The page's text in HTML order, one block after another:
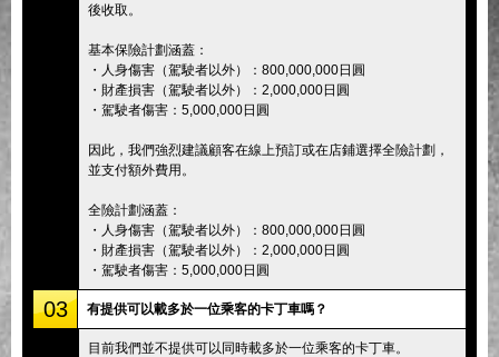
後收取。
基本保險計劃涵蓋：
・人身傷害（駕駛者以外）：800,000,000日圓
・財產損害（駕駛者以外）：2,000,000日圓
・駕駛者傷害：5,000,000日圓
因此，我們強烈建議顧客在線上預訂或在店鋪選擇全險計劃，
並支付額外費用。
全險計劃涵蓋：
・人身傷害（駕駛者以外）：800,000,000日圓
・財產損害（駕駛者以外）：2,000,000日圓
・駕駛者傷害：5,000,000日圓
03 有提供可以載多於一位乘客的卡丁車嗎？
目前我們並不提供可以同時載多於一位乘客的卡丁車。